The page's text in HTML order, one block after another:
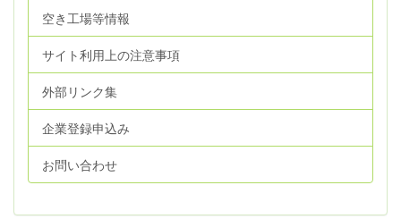
空き工場等情報
サイト利用上の注意事項
外部リンク集
企業登録申込み
お問い合わせ